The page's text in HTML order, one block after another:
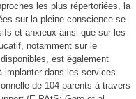
les plus répertoriées, la
sur la pleine conscience se
et anxieux ainsi que sur les
notamment sur le
est également
implanter dans les services
de 104 parents à travers